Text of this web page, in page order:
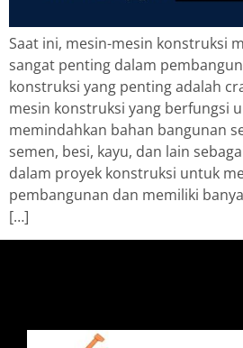
Saat ini, mesin-mesin konstruksi
sangat penting dalam
konstruksi yang penting adalah
mesin konstruksi yang berfungsi
memindahkan bahan bangunan
semen, besi, kayu, dan lain
dalam proyek konstruksi untuk
pembangunan dan memiliki
[…]